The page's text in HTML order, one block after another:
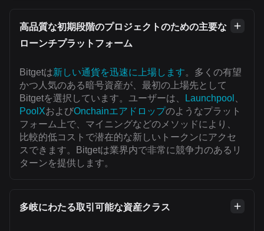
高品質な初期段階のプロジェクトのための主要な
ローンチプラットフォーム
Bitgetは新しい通貨を迅速に上場します。多くの有望
かつ人気のある暗号資産が、最初の上場先として
Bitgetを選択しています。ユーザーは、
Launchpool
PoolXおよびOnchainエアドロップのようなプラット
フォーム上で、マイニングなどのメソッドにより、
比較的低コストで潜在的な新しいトークンにアクセ
スできます。Bitgetは業界内で非常に競争力のあるリ
ターンを提供します。
多岐にわたる取引可能な資産クラス